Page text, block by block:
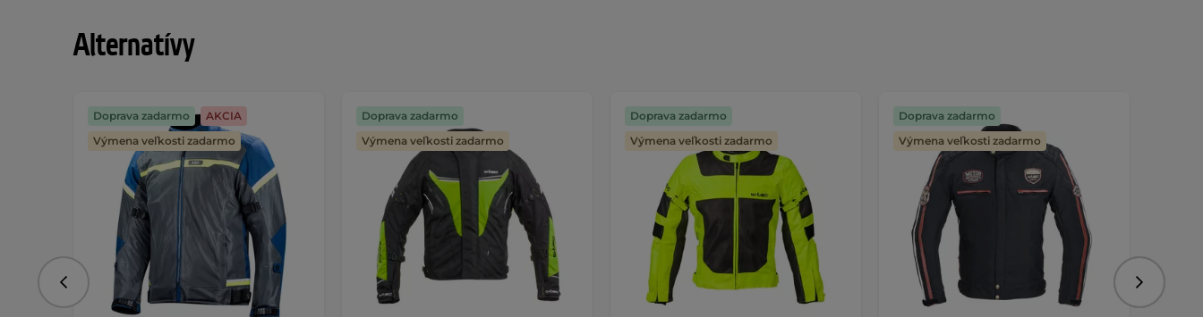
Alternatívy
Doprava zadarmo
AKCIA
Výmena veľkosti zadarmo
Doprava zadarmo
Výmena veľkosti zadarmo
Doprava zadarmo
Výmena veľkosti zadarmo
Doprava zadarmo
Výmena veľkosti zadarmo
Predchádzajúce